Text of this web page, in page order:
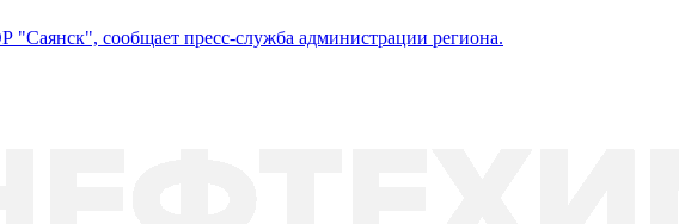
сообщает пресс-служба администрации региона.